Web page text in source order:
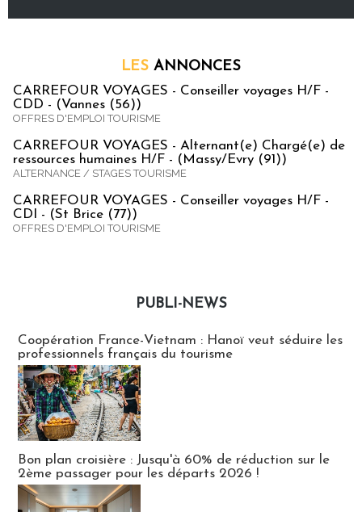
LES ANNONCES
CARREFOUR VOYAGES - Conseiller voyages H/F -
CDD - (Vannes (56))
OFFRES D'EMPLOI TOURISME
CARREFOUR VOYAGES - Alternant(e) Chargé(e) de
ressources humaines H/F - (Massy/Evry (91))
ALTERNANCE / STAGES TOURISME
CARREFOUR VOYAGES - Conseiller voyages H/F -
CDI - (St Brice (77))
OFFRES D'EMPLOI TOURISME
PUBLI-NEWS
Coopération France-Vietnam : Hanoï veut séduire les
professionnels français du tourisme
Bon plan croisière : Jusqu'à 60% de réduction sur le
2ème passager pour les départs 2026 !